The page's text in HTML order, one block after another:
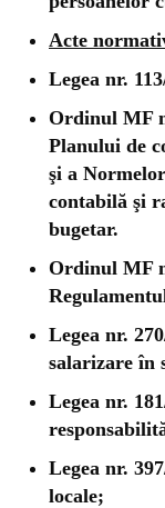
Acte
Legea nr.
Ordinul MF
Planului de
şi a
contabilă şi
bugetar.
Ordinul MF
Legea nr.
salarizare în
Legea nr.
Legea nr.
locale;